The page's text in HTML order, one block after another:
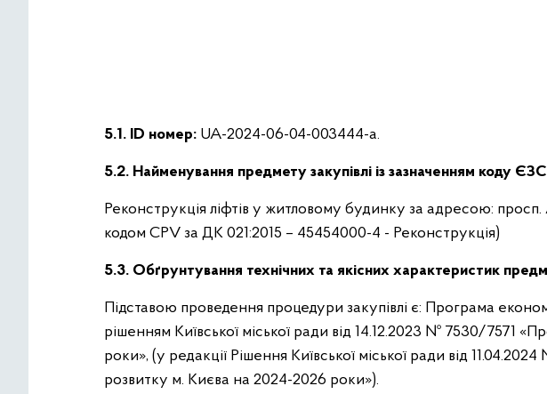
5.1. ID номер: UA-2024-06-04-003444-a.
5.2. Найменування предмету закупівлі із зазначенням коду
Реконструкція ліфтів у житловому будинку за адресою:
кодом CPV за ДК 021:2015 – 45454000-4 - Реконструкція)
5.3. Обґрунтування технічних та якісних характеристик
Підставою проведення процедури закупівлі є: Програма
рішенням Київської міської ради від 14.12.2023 № 7530/7571
роки», (у редакції Рішення Київської міської ради від
розвитку м. Києва на 2024-2026 роки»).